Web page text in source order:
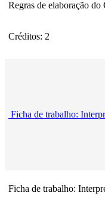
Regras de elaboração
Créditos: 2
Ficha de trabalho:
Ficha de trabalho: